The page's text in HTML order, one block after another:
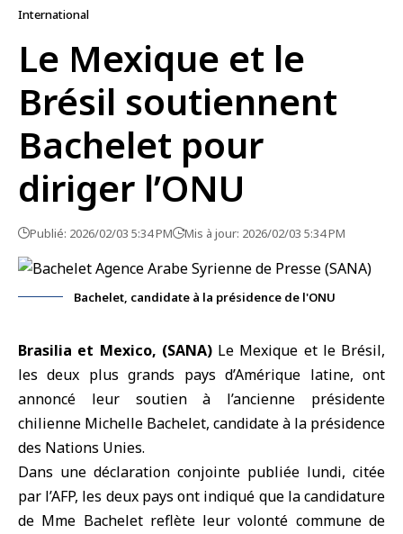
International
Le Mexique et le
Brésil soutiennent
Bachelet pour
diriger l’ONU
Publié: 2026/02/03 5:34 PM Mis à jour: 2026/02/03 5:34 PM
Bachelet, candidate à la présidence de l'ONU
Brasilia et Mexico, (SANA)Le Mexique et le Brésil,
les deux plus grands pays d’Amérique latine, ont
annoncé leur soutien à l’ancienne présidente
chilienne Michelle Bachelet, candidate à la présidence
des Nations Unies.
Dans une déclaration conjointe publiée lundi, citée
par l’AFP, les deux pays ont indiqué que la candidature
de Mme Bachelet reflète leur volonté commune de